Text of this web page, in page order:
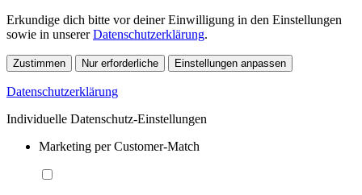
Erkundige dich bitte vor deiner Einwilligung in den Einstellungen
sowie in unsererDatenschutzerklärung.
Zustimmen Nur erforderliche Einstellungen anpassen
Datenschutzerklärung
Individuelle Datenschutz-Einstellungen
Marketing per Customer-Match